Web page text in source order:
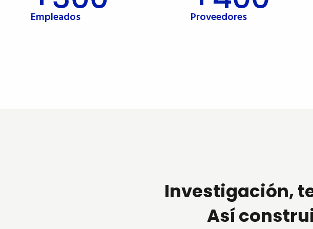
Empleados Proveedores
Investigación,
Así